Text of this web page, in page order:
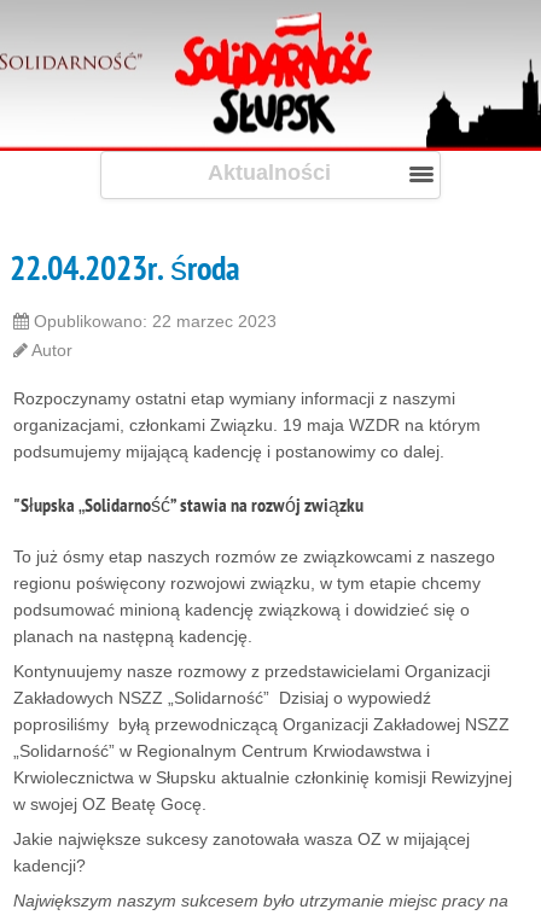
Aktualności
22.04.2023r. środa
Opublikowano: 22 marzec 2023
Autor
Rozpoczynamy ostatni etap wymiany informacji z naszymi
organizacjami, członkami Związku. 19 maja WZDR na którym
podsumujemy mijającą kadencję i postanowimy co dalej.
"Słupska „Solidarność” stawia na rozwój związku
To już ósmy etap naszych rozmów ze związkowcami z naszego
regionu poświęcony rozwojowi związku, w tym etapie chcemy
podsumować minioną kadencję związkową i dowidzieć się o
planach na następną kadencję.
Kontynuujemy nasze rozmowy z przedstawicielami Organizacji
Zakładowych NSZZ „Solidarność” Dzisiaj o wypowiedź
poprosiliśmy byłą przewodniczącą Organizacji Zakładowej NSZZ
„Solidarność” w Regionalnym Centrum Krwiodawstwa i
Krwiolecznictwa w Słupsku aktualnie członkinię komisji Rewizyjnej
w swojej OZ Beatę Gocę.
Jakie największe sukcesy zanotowała wasza OZ w mijającej
kadencji?
Największym naszym sukcesem było utrzymanie miejsc pracy na